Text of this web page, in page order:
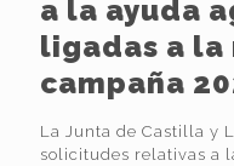
a la ayuda
ligadas a la
campaña
La Junta de Castilla y
solicitudes relativas a